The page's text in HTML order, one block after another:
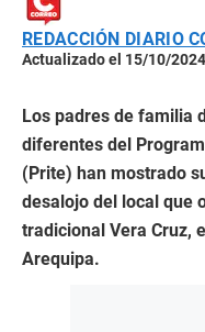
REDACCIÓN DIARIO
Actualizado el 15/10/
Los padres de familia
diferentes del
(Prite) han mostrado
desalojo del local que
tradicional Vera Cruz,
Arequipa.